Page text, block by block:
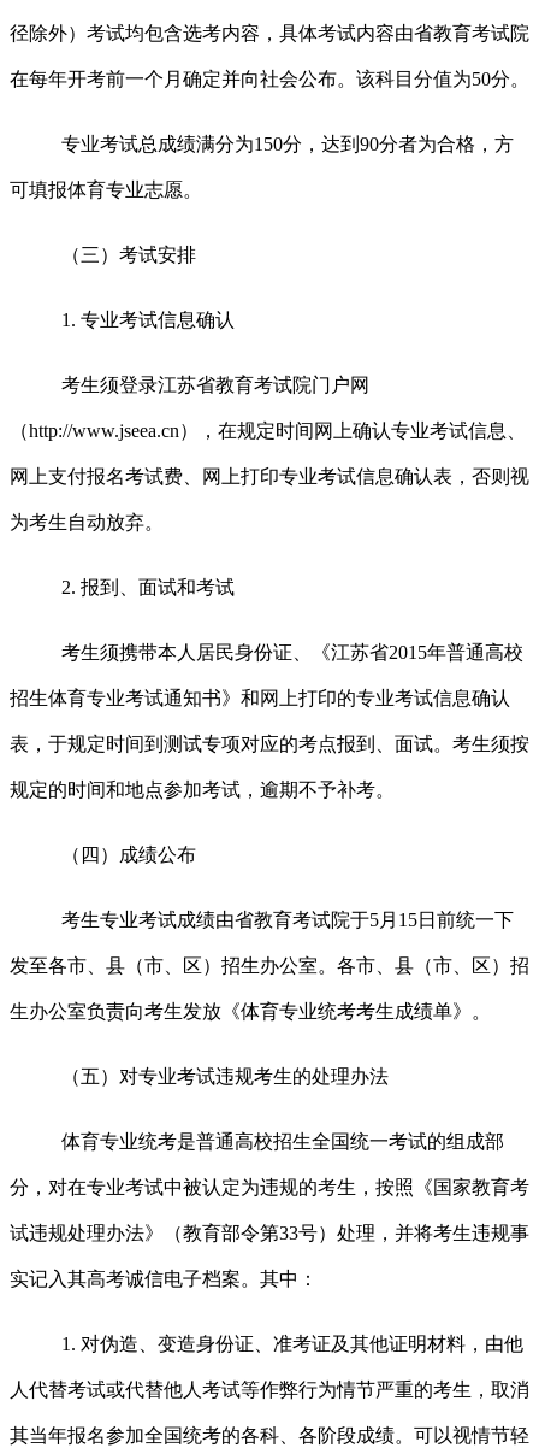
径除外）考试均包含选考内容，具体考试内容由省教育考试院
在每年开考前一个月确定并向社会公布。该科目分值为50分。
专业考试总成绩满分为150分，达到 90分者为合格，方
可填报体育专业志愿。
（三）考试安排
1. 专业考试信息确认
考生须登录江苏省教育考试院门户网
（http://www.jseea.cn），在规定时间网上确认专业考试信息、
网上支付报名考试费、网上打印专业考试信息确认表，否则视
为考生自动放弃。
2. 报到、面试和考试
考生须携带本人居民身份证、《江苏省2015年普通高校
招生体育专业考试通知书》和网上打印的专业考试信息确认
表，于规定时间到测试专项对应的考点报到、面试。考生须按
规定的时间和地点参加考试，逾期不予补考。
（四）成绩公布
考生专业考试成绩由省教育考试院于5月 15日前统一下
发至各市、县（市、区）招生办公室。各市、县（市、区）招
生办公室负责向考生发放《体育专业统考考生成绩单》。
（五）对专业考试违规考生的处理办法
体育专业统考是普通高校招生全国统一考试的组成部
分，对在专业考试中被认定为违规的考生，按照《国家教育考
试违规处理办法》（教育部令第33号）处理，并将考生违规事
实记入其高考诚信电子档案。其中：
1. 对伪造、变造身份证、准考证及其他证明材料，由他
人代替考试或代替他人考试等作弊行为情节严重的考生，取消
其当年报名参加全国统考的各科、各阶段成绩。可以视情节轻